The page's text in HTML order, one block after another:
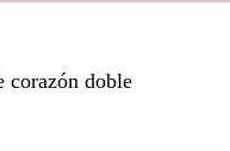
corazón doble